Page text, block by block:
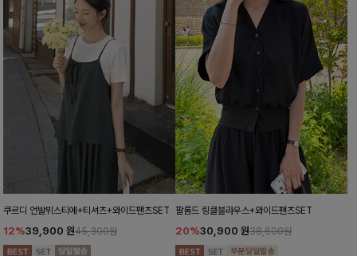
쿠르디 언발뷔스티에+티셔츠+와이드팬츠SET
12%39,900 원45,300원
팔롬드 링클블라우스+와이드팬츠SET
20%30,900 원38,600원